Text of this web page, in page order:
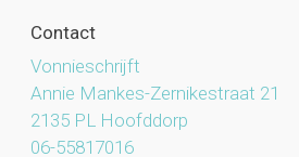
Contact
Vonnieschrijft
Annie Mankes-Zernikestraat 21
2135 PL Hoofddorp
06-55817016